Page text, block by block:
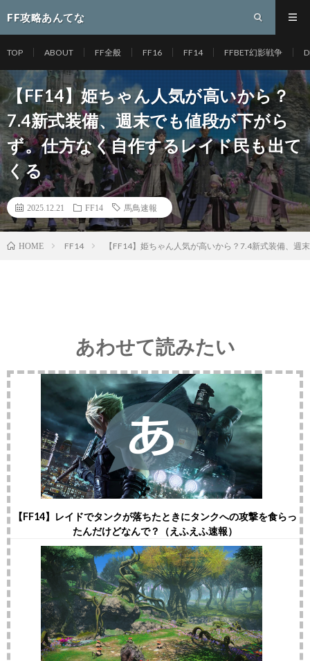
FF攻略あんてな
TOP ABOUT FF全般 FF16 FF14 FFBET幻影戦争
【FF14】姫ちゃん人気が高いから？
7.4新式装備、週末でも値段が下がら
ず。仕方なく自作するレイド民も出て
くる
2025.12.21 FF14 馬鳥速報
HOME FF14 【FF14】姫ちゃん人気が高いから？7.4新式装備、
あわせて読みたい
【FF14】レイドでタンクが落ちたときにタンクへの攻撃を食らっ
たんだけどなんで？（えふえふ速報）